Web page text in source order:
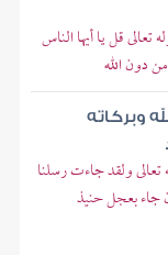
قل يا أيها الناس
دون الله
وبركاته
ولقد جاءت رسلنا
جاء بعجل حنيذ